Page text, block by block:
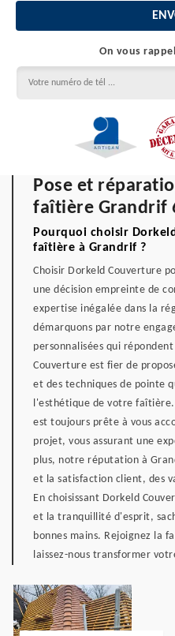
On vous
Pose et
faîtière Grandrif
Pourquoi choisir
faîtière à Grandrif ?
Choisir Dorkeld Couverture
une décision empreinte de
expertise inégalée dans la
démarquons par notre
personnalisées qui
Couverture est fier de
et des techniques de pointe
l'esthétique de votre
est toujours prête à vous
projet, vous assurant une
plus, notre réputation à
et la satisfaction client, des
En choisissant Dorkeld
et la tranquillité d'esprit,
bonnes mains. Rejoignez la
laissez-nous transformer